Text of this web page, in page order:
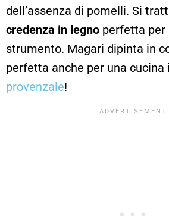
dell’assenza di pomelli. Si
credenza in legno perfetta per
strumento. Magari dipinta in
perfetta anche per una cucina
provenzale!